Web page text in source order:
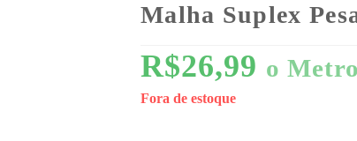
Malha Suplex
R$26,99 o Metro
Fora de estoque